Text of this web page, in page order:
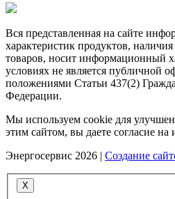
Вся представленная на сайте
характеристик продуктов,
товаров, носит информационный
условиях не является публичной
положениями Статьи 437(2)
Федерации.
Мы используем cookie для
этим сайтом, вы даете согласие на
Энергосервис 2026 | Создание
X